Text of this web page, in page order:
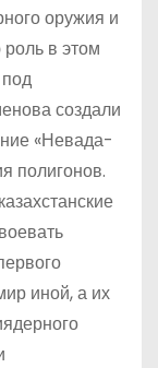
оружия и
в этом
создали
«Невада-
полигонов.
иной, а их